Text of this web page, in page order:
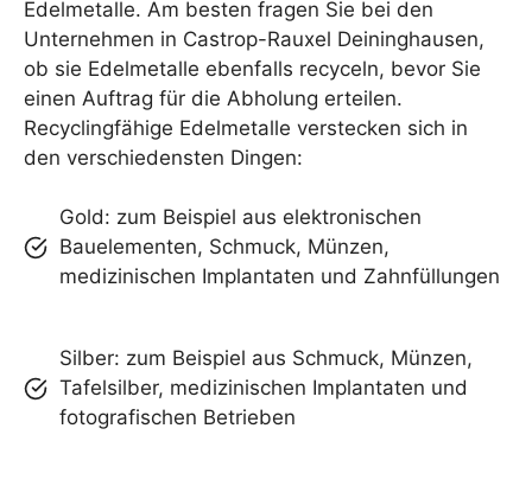
Edelmetalle. Am besten fragen Sie bei den
Unternehmen in Castrop-Rauxel Deininghausen,
ob sie Edelmetalle ebenfalls recyceln, bevor Sie
einen Auftrag für die Abholung erteilen.
Recyclingfähige Edelmetalle verstecken sich in
den verschiedensten Dingen:
Gold: zum Beispiel aus elektronischen
Bauelementen, Schmuck, Münzen,
medizinischen Implantaten und Zahnfüllungen
Silber: zum Beispiel aus Schmuck, Münzen,
Tafelsilber, medizinischen Implantaten und
fotografischen Betrieben